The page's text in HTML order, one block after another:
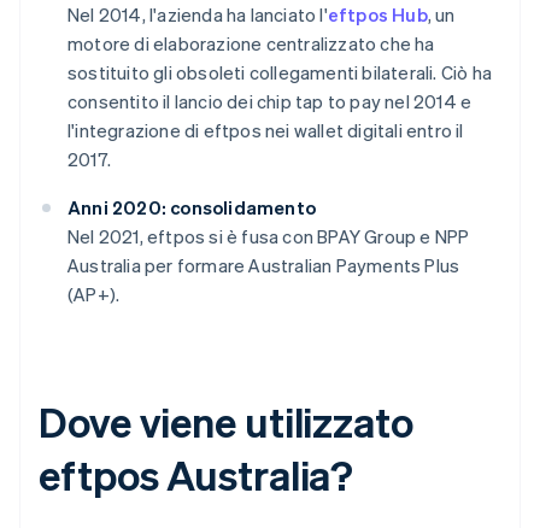
Nel 2014, l'azienda ha lanciato l'eftpos Hub, un
motore di elaborazione centralizzato che ha
sostituito gli obsoleti collegamenti bilaterali. Ciò ha
consentito il lancio dei chip tap to pay nel 2014 e
l'integrazione di eftpos nei wallet digitali entro il
2017.
Anni 2020: consolidamento
Nel 2021, eftpos si è fusa con BPAY Group e NPP
Australia per formare Australian Payments Plus
(AP+).
Dove viene utilizzato
eftpos Australia?